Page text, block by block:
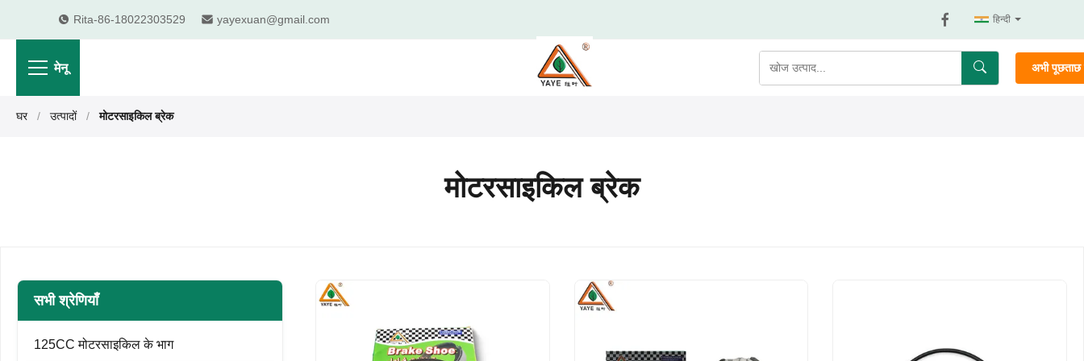
Rita-86-18022303529 yayexuan@gmail.com हिन्दी
मेनू अभी
घर / उत्पादों / मोटरसाइकिल ब्रेक
मोटरसाइकिल ब्रेक
सभी श्रेणियाँ
125CC मोटरसाइकिल के भाग